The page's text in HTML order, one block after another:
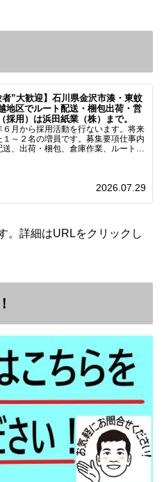
者”大歓迎】石川県金沢市湊・東蚊
地区でルート配送・梱包出荷・営
採用）は浜田紙業（株）まで。
６月から採用活動を行ないます。将来
１～２名の増員です。募集要項仕事内
送、出荷・梱包、倉庫作業、ルート営
2026.07.29
。詳細はURLをクリックし